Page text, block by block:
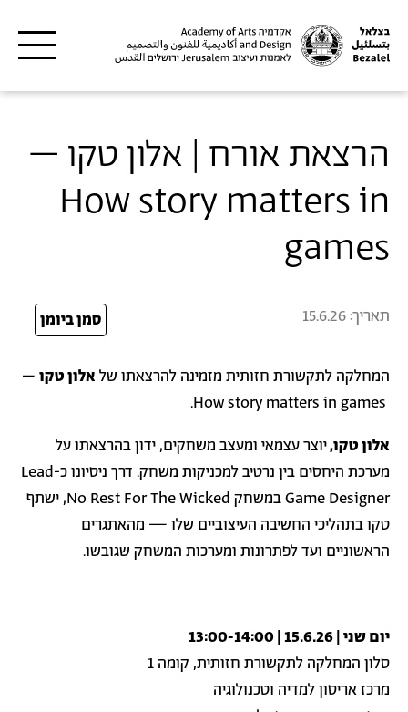
הרצאת אורח | אלון טקו –
How story matters in
games
תאריך: 15.6.26 סמן ביומן
המחלקה לתקשורת חזותית מזמינה להרצאתו של אלון טקו –
אלון טקו,יוצר עצמאי ומעצב משחקים, ידון בהרצאתו על
מערכת היחסים בין נרטיב למכניקות משחק. דרך ניסיונו כ-Lead
Game Designer במשחק No Rest For The Wicked, ישתף
טקו בתהליכי החשיבה העיצוביים שלו — מהאתגרים
הראשוניים ועד לפתרונות ומערכות המשחק שגובשו.
יום שני | 15.6.26 | 13:00-14:00
סלון המחלקה לתקשורת חזותית, קומה 1
מרכז אריסון למדיה וטכנולוגיה